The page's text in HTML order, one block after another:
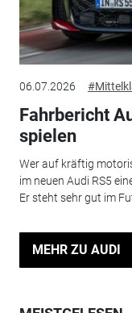
06.07.2026
Fahrbericht
spielen
Wer auf kräftig
im neuen Audi RS5
Er steht sehr gut im
MEHR ZU AUDI